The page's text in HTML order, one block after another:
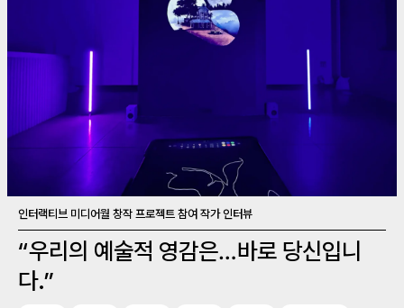
인터랙티브 미디어월 창작 프로젝트 참여 작가 인터뷰
“우리의 예술적 영감은…바로 당신입니
다.”